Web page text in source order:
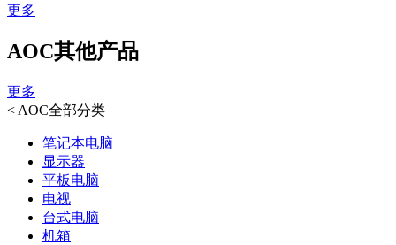
更多
AOC其他产品
更多
< AOC全部分类
笔记本电脑
显示器
平板电脑
电视
台式电脑
机箱